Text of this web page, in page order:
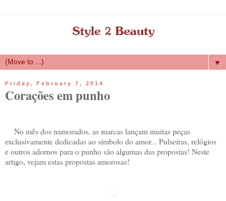
▼
Friday, February 7, 2014
Corações em punho
No mês dos namorados, as marcas lançam muitas peças
exclusivamente dedicadas ao símbolo do amor... Pulseiras, relógios
e outros adornos para o punho são algumas das propostas! Neste
artigo, vejam estas propostas amorosas!